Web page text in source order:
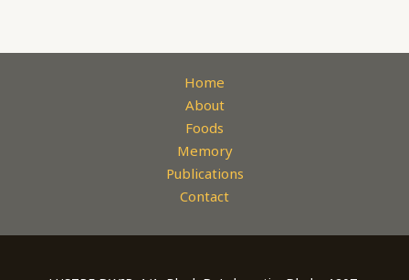
Home
About
Foods
Memory
Publications
Contact